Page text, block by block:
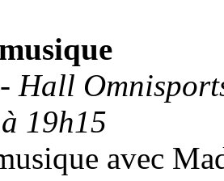
Hall
19h15
avec